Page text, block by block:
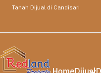
Tanah Dijual di Candisari
HomeDijual